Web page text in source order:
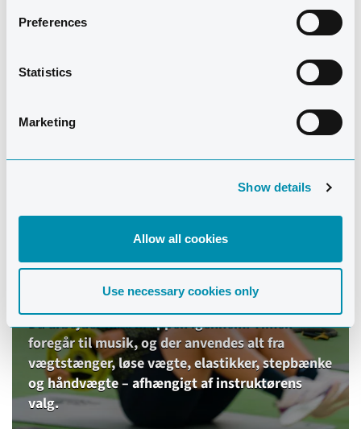
Preferences
Statistics
Marketing
Show details
Allow all cookies
Use necessary cookies only
BODY TONING
Du arbejder hele kroppen igennem. Timen
foregår til musik, og der anvendes alt fra
vægtstænger, løse vægte, elastikker, stepbænke
og håndvægte – afhængigt af instruktørens
valg.